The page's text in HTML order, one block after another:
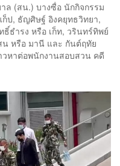
ล (สน.) บางซื่อ นักกิจกรรม
ป, ธัญศิษฐ์ อิงคยุทธวิทยา,
ธำรง หรือ เก็ท, วรินทร์ทิพย์
น หรือ มานี และ กันต์ฤทัย
วหาต่อพนักงานสอบสวน คดี